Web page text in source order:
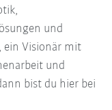
und
ein Visionär mit
und
bist du hier bei